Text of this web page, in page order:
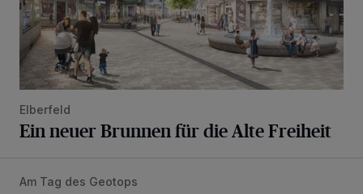
Elberfeld
Ein neuer Brunnen für die Alte Freiheit
Tief hinein in die Wuppertaler Unterwelt
Am Tag des Geotops